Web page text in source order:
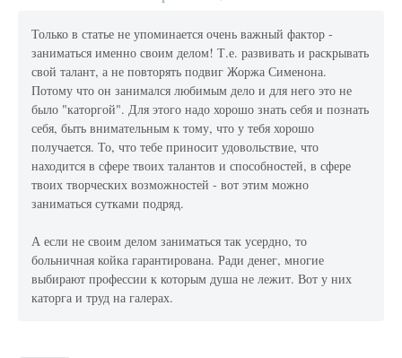
Только в статье не упоминается очень важный фактор -
заниматься именно своим делом! Т.е. развивать и раскрывать
свой талант, а не повторять подвиг Жоржа Сименона.
Потому что он занимался любимым дело и для него это не
было "каторгой". Для этого надо хорошо знать себя и познать
себя, быть внимательным к тому, что у тебя хорошо
получается. То, что тебе приносит удовольствие, что
находится в сфере твоих талантов и способностей, в сфере
твоих творческих возможностей - вот этим можно
заниматься сутками подряд.
А если не своим делом заниматься так усердно, то
больничная койка гарантирована. Ради денег, многие
выбирают профессии к которым душа не лежит. Вот у них
каторга и труд на галерах.